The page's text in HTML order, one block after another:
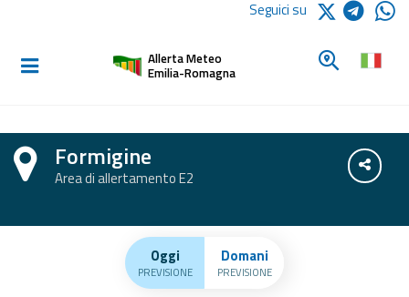
Informati e
Allerte E
Bollettini
Allerte e
Seguici su
Allerta Meteo
Emilia-Romagna
Cerca un
Formigine
Area di allertamento E2
con previsioni di oggi, domani ed
Oggi
PREVISIONE
Domani
PREVISIONE